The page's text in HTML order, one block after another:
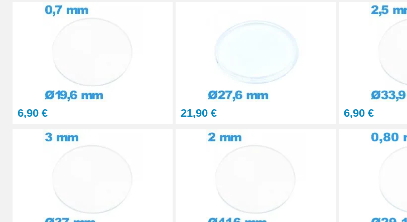
STOCK
29,90 €
Presse Boitier Montre Verre
60,90 €
Pince pour Changer un Verre de Montre
6,90 € 21,90 € 6,90 €